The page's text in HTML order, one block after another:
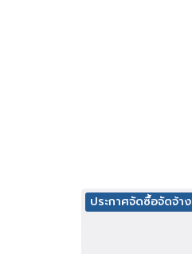
ประกาศจัดซื้อจัดจ้าง